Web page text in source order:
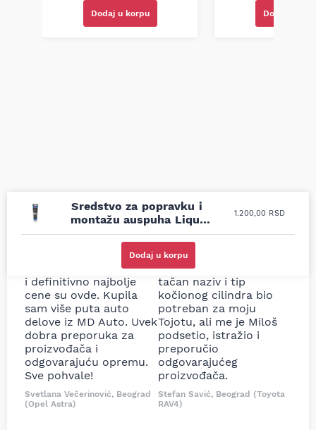
Dodaj u korpu Dodaj u
Sredstvo za popravku i
montažu auspuha Liqui
Moly 200g
1.200,00 RSD
Dodaj u korpu
Uporedila sam sve
prodavnice auto delova
i definitivno najbolje
cene su ovde. Kupila
sam više puta auto
delove iz MD Auto. Uvek
dobra preporuka za
proizvođača i
odgovarajuću opremu.
Sve pohvale!
Svetlana Večerinović, Beograd
(Opel Astra)
Odlična usluga i
ljubazni prodavci.
Nisam bio siguran koji je
tačan naziv i tip
kočionog cilindra bio
potreban za moju
Tojotu, ali me je Miloš
podsetio, istražio i
preporučio
odgovarajućeg
proizvođača.
Stefan Savić, Beograd (Toyota
RAV4)